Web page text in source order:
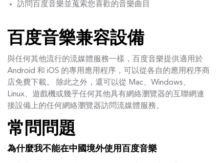
訪問百度音樂並蒐索您喜歡的音樂曲目
百度音樂兼容設備
與任何其他流行的流媒體服務一樣，百度音樂提供適用於
Android 和 iOS 的專用應用程序，可以從各自的應用程序商
店免費下載。 除此之外，還可以從 Mac、Windows、
Linux、遊戲機或幾乎任何其他具有網絡瀏覽器的互聯網連
接設備上的任何網絡瀏覽器訪問流媒體服務。
常問問題
為什麼我不能在中國境外使用百度音樂